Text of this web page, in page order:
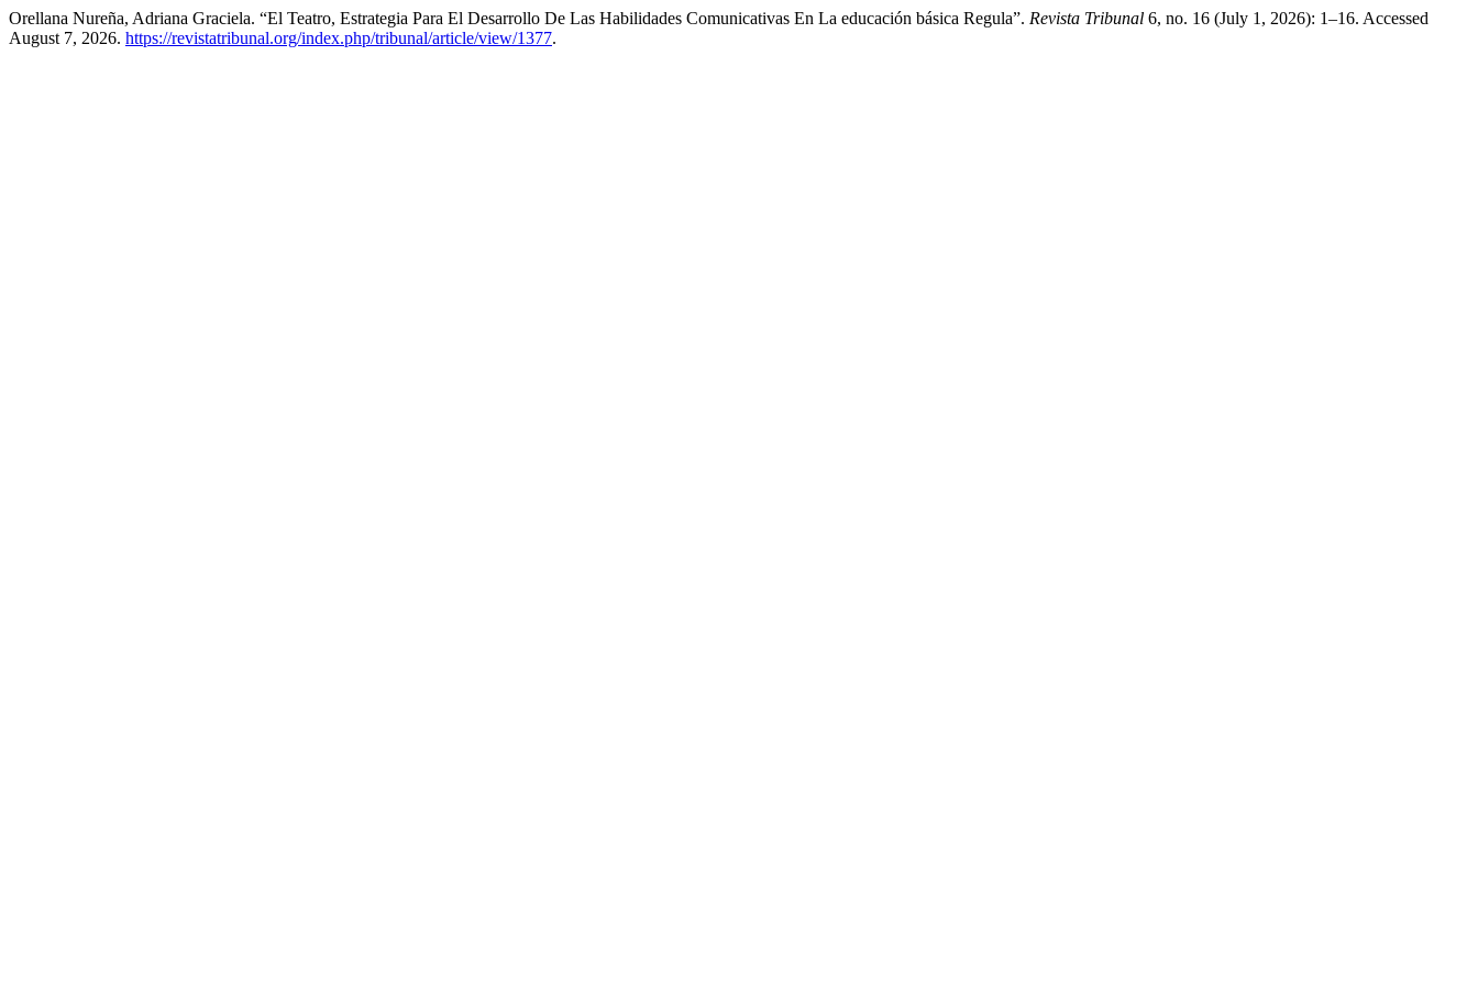
Orellana Nureña, Adriana Graciela. “El Teatro, Estrategia Para El Desarrollo De Las Habilidades Comunicativas En La educación básica Regula”. Revista Tribunal 6, no. 16 (July 1, 2026): 1–16. Accessed
August 7, 2026. https://revistatribunal.org/index.php/tribunal/article/view/1377.